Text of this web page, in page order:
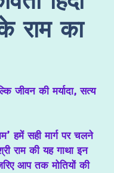
का
जीवन की मर्यादा, सत्य
हमें सही मार्ग पर चलने
राम की यह गाथा इन
आप तक मोतियों की